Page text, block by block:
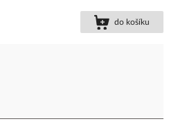
do košíku